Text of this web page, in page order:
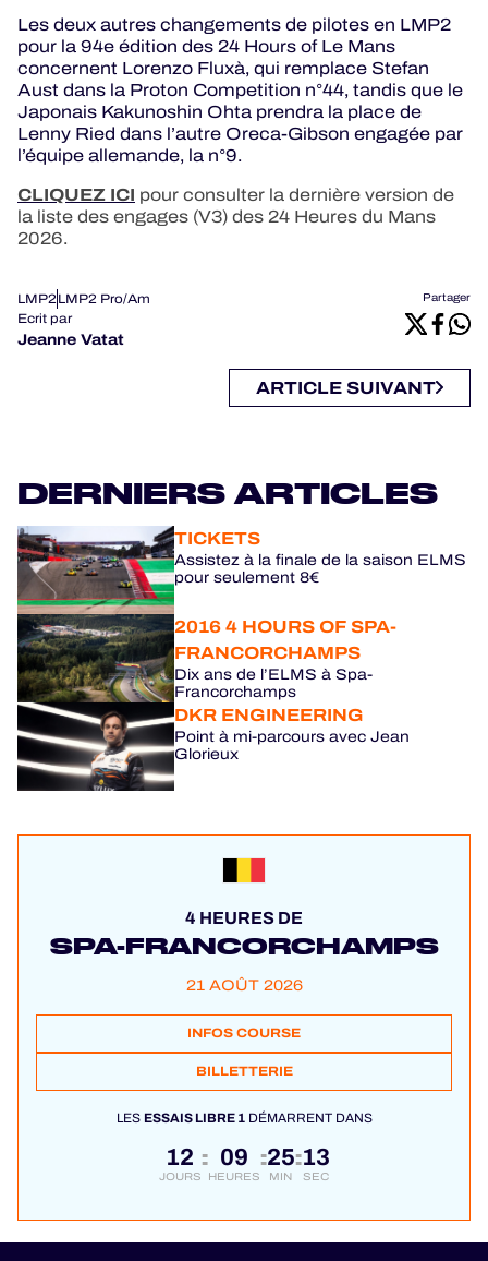
Les deux autres changements de pilotes en LMP2
pour la 94e édition des 24 Hours of Le Mans
concernent Lorenzo Fluxà, qui remplace Stefan
Aust dans la Proton Competition n°44, tandis que le
Japonais Kakunoshin Ohta prendra la place de
Lenny Ried dans l’autre Oreca-Gibson engagée par
l’équipe allemande, la n°9.
CLIQUEZ ICI pour consulter la dernière version de
la liste des engages (V3) des 24 Heures du Mans
2026.
LMP2LMP2 Pro/Am
Ecrit par
Jeanne Vatat
Partager
ARTICLE SUIVANT
DERNIERS ARTICLES
TICKETS
Assistez à la finale de la saison ELMS
pour seulement 8€
2016 4 HOURS OF SPA-
FRANCORCHAMPS
Dix ans de l’ELMS à Spa-
Francorchamps
DKR ENGINEERING
Point à mi-parcours avec Jean
Glorieux
4 HEURES DE
SPA-FRANCORCHAMPS
21 AOÛT 2026
INFOS COURSE
BILLETTERIE
LESESSAIS LIBRE 1DÉMARRENT DANS
12
JOURS
: 09
HEURES
:25
MIN
:13
SEC